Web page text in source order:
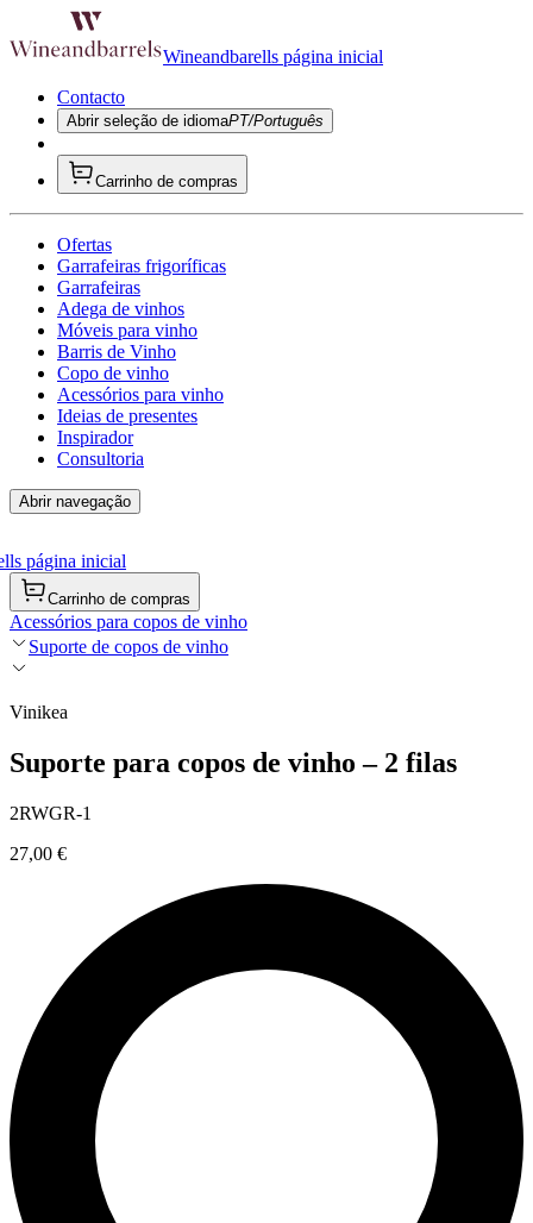
Wineandbarells página inicial
Contacto
Abrir seleção de idiomaPT/Português
Carrinho de compras
Ofertas
Garrafeiras frigoríficas
Garrafeiras
Adega de vinhos
Móveis para vinho
Barris de Vinho
Copo de vinho
Acessórios para vinho
Ideias de presentes
Inspirador
Consultoria
Abrir navegação
página inicial
Carrinho de compras
Acessórios para copos de vinho
Suporte de copos de vinho
Vinikea
Suporte para copos de vinho – 2 filas
2RWGR-1
27,00 €